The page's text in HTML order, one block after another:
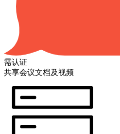
需认证
共享会议文档及视频